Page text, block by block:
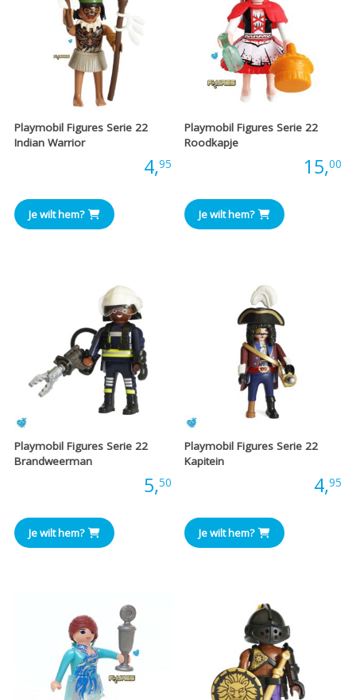
Playmobil Figures Serie 22
Indian Warrior
4,95
Je wilt hem?
Playmobil Figures Serie 22
Roodkapje
15,00
Je wilt hem?
Playmobil Figures Serie 22
Brandweerman
5,50
Je wilt hem?
Playmobil Figures Serie 22
Kapitein
4,95
Je wilt hem?